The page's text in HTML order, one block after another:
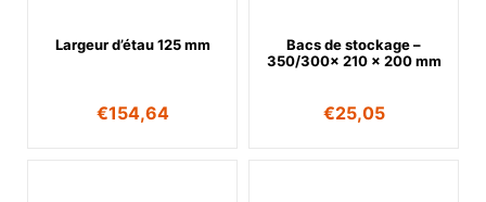
Largeur d’étau 125 mm
€154,64
Bacs de stockage –
350/300x 210 x 200 mm
€25,05